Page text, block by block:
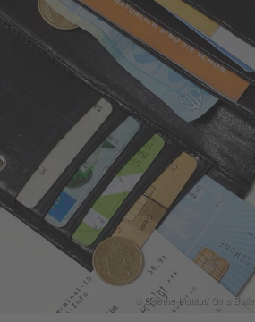
© Goethe-Institut/ Gina Bolle